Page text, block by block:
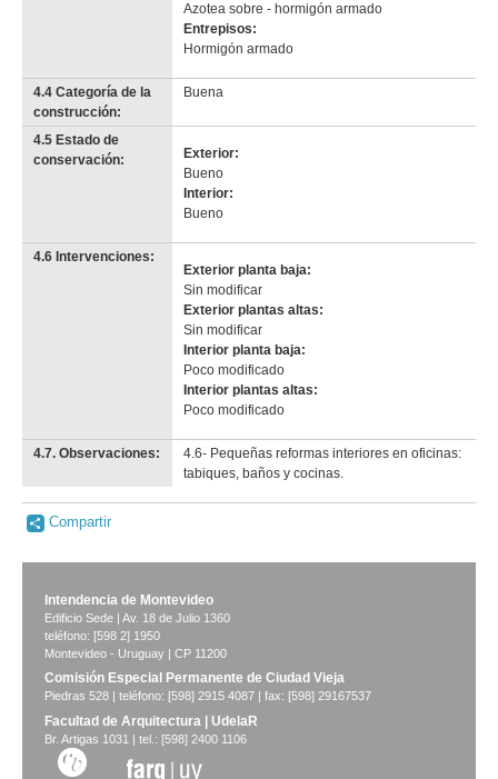
Azotea sobre - hormigón armado
Entrepisos:
Hormigón armado
4.4 Categoría de la
construcción:
Buena
4.5 Estado de
conservación:
Exterior:
Bueno
Interior:
Bueno
4.6 Intervenciones:
Exterior planta baja:
Sin modificar
Exterior plantas altas:
Sin modificar
Interior planta baja:
Poco modificado
Interior plantas altas:
Poco modificado
4.7. Observaciones:
4.6- Pequeñas reformas interiores en oficinas:
tabiques, baños y cocinas.
Compartir
Intendencia de Montevideo
Edificio Sede | Av. 18 de Julio 1360
teléfono: [598 2] 1950
Montevideo - Uruguay | CP 11200
Comisión Especial Permanente de Ciudad Vieja
Piedras 528 | teléfono: [598] 2915 4087 | fax: [598] 29167537
Facultad de Arquitectura | UdelaR
Br. Artigas 1031 | tel.: [598] 2400 1106